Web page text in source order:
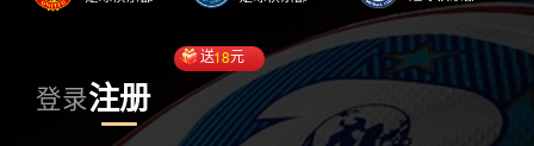
登录注册
送18元